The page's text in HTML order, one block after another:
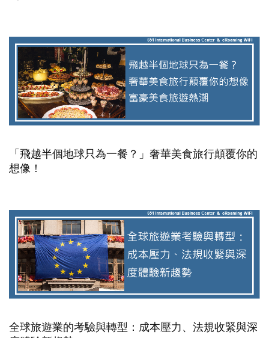
「飛越半個地球只為一餐？」奢華美食旅行顛覆你的
想像！
全球旅遊業的考驗與轉型：成本壓力、法規收緊與深